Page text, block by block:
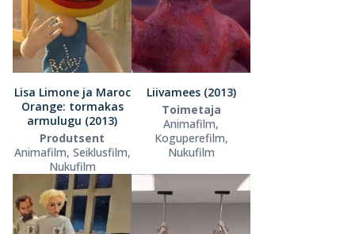
Lisa Limone ja Maroc
Orange: tormakas
armulugu (2013)
Produtsent
Animafilm, Seiklusfilm,
Nukufilm
Liivamees (2013)
Toimetaja
Animafilm,
Koguperefilm,
Nukufilm